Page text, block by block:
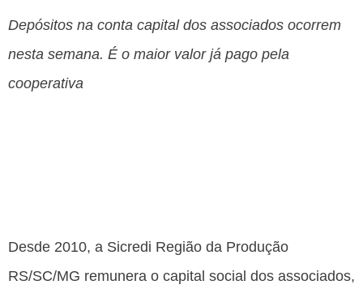
Depósitos na conta capital dos associados ocorrem
nesta semana. É o maior valor já pago pela
cooperativa
Desde 2010, a Sicredi Região da Produção
RS/SC/MG remunera o capital social dos associados,